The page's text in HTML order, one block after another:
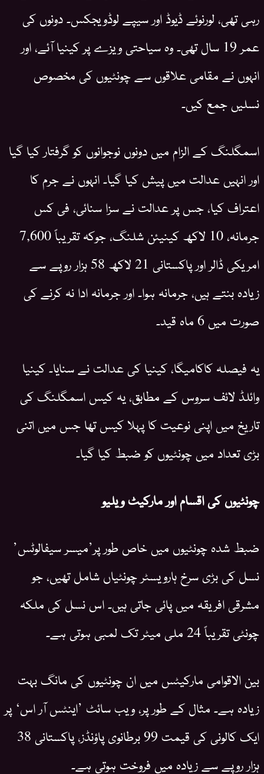
رہی تھی، لورنوئے ڈیوڈ اور سیپے لوڈویجکس۔ دونوں کی
عمر 19 سال تھی۔ وہ سیاحتی ویزے پر کینیا آئے، اور
انہوں نے مقامی علاقوں سے چونٹیوں کی مخصوص
نسلیں جمع کیں۔
اسمگلنگ کے الزام میں دونوں نوجوانوں کو گرفتار کیا گیا
اور انہیں عدالت میں پیش کیا گیا۔ انہوں نے جرم کا
اعتراف کیا، جس پر عدالت نے سزا سنائی، فی کس
جرمانہ، 10 لاکھ کینیئن شلنگ، جوکہ تقریباً 7,600
امریکی ڈالر اور پاکستانی 21 لاکھ 58 ہزار روپے سے
زیادہ بنتے ہیں، جرمانہ ہوا۔ اور جرمانہ ادا نہ کرنے کی
صورت میں 6 ماہ قید۔
یہ فیصلہ کاکامیگا، کینیا کی عدالت نے سنایا۔ کینیا
وائلڈ لائف سروس کے مطابق، یہ کیس اسمگلنگ کی
تاریخ میں اپنی نوعیت کا پہلا کیس تھا جس میں اتنی
بڑی تعداد میں چونٹیوں کو ضبط کیا گیا۔
چونٹیوں کی اقسام اور مارکیٹ ویلیو
ضبط شدہ چونٹیوں میں خاص طور پر’میسر سیفالوٹس’
نسل کی بڑی سرخ ہارویسٹر چونٹیاں شامل تھیں، جو
مشرقی افریقہ میں پائی جاتی ہیں۔ اس نسل کی ملکہ
چونٹی تقریباً 24 ملی میٹر تک لمبی ہوتی ہے۔
بین الاقوامی مارکیٹس میں ان چونٹیوں کی مانگ بہت
زیادہ ہے۔ مثال کے طور پر، ویب سائٹ ’اینٹس آر اس‘ پر
ایک کالونی کی قیمت 99 برطانوی پاؤنڈز، پاکستانی 38
ہزار روپے سے زیادہ میں فروخت ہوتی ہے۔